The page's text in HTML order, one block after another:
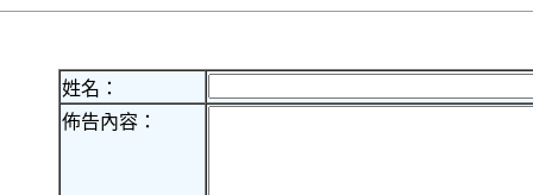
姓名：
佈告內容：